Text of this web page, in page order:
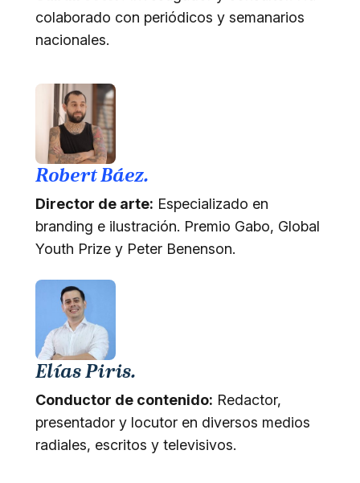
colaborado con periódicos y semanarios
nacionales.
Robert Báez.
Director de arte: Especializado en
branding e ilustración. Premio Gabo, Global
Youth Prize y Peter Benenson.
Elías Piris.
Conductor de contenido: Redactor,
presentador y locutor en diversos medios
radiales, escritos y televisivos.